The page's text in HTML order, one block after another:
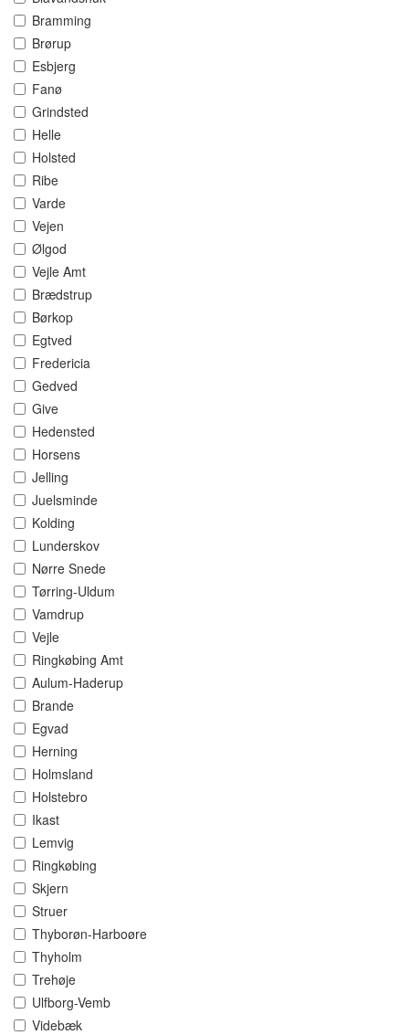
Bramming
Brørup
Esbjerg
Fanø
Grindsted
Helle
Holsted
Ribe
Varde
Vejen
Ølgod
Vejle Amt
Brædstrup
Børkop
Egtved
Fredericia
Gedved
Give
Hedensted
Horsens
Jelling
Juelsminde
Kolding
Lunderskov
Nørre Snede
Tørring-Uldum
Vamdrup
Vejle
Ringkøbing Amt
Aulum-Haderup
Brande
Egvad
Herning
Holmsland
Holstebro
Ikast
Lemvig
Ringkøbing
Skjern
Struer
Thyborøn-Harboøre
Thyholm
Trehøje
Ulfborg-Vemb
Videbæk